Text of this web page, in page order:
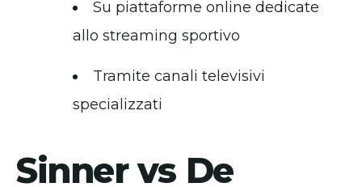
Su piattaforme online dedicate
allo streaming sportivo
Tramite canali televisivi
specializzati
Sinner vs De